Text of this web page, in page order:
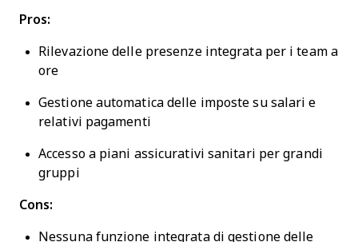
Pros:
Rilevazione delle presenze integrata per i team a
ore
Gestione automatica delle imposte su salari e
relativi pagamenti
Accesso a piani assicurativi sanitari per grandi
gruppi
Cons:
Nessuna funzione integrata di gestione delle